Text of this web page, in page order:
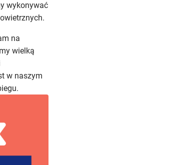
wykonywać
na
wielką
w naszym